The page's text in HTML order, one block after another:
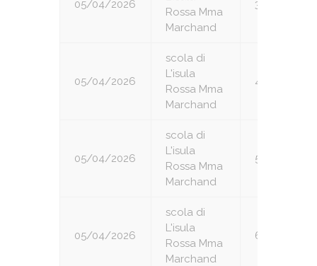
05/04/2026
Rossa Mma
Marchand
3
05/04/2026
scola di
L'isula
Rossa Mma
Marchand
4
05/04/2026
scola di
L'isula
Rossa Mma
Marchand
5
05/04/2026
scola di
L'isula
Rossa Mma
Marchand
6